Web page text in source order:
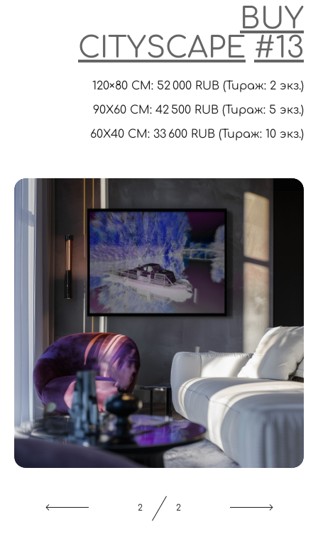
BUY
CITYSCAPE #13
120×80 CM: 52 000 RUB (Тираж: 2 экз.)
90X60 CM: 42 500 RUB (Тираж: 5 экз.)
60Х40 СМ: 33 600 RUB (Тираж: 10 экз.)
1 2